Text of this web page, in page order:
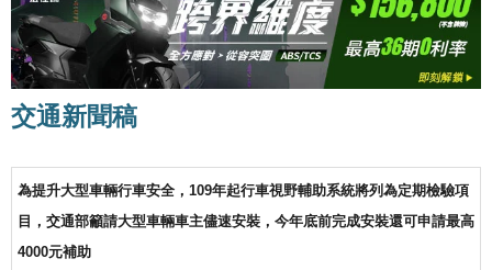
交通新聞稿
為提升大型車輛行車安全，109年起行車視野輔助系統將列為定期檢驗項
目，交通部籲請大型車輛車主儘速安裝，今年底前完成安裝還可申請最高
4000元補助